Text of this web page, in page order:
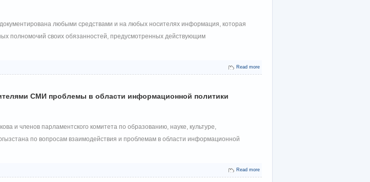
любыми средствами и на любых носителях информация, которая
полномочий своих обязанностей, предусмотренных действующим
Read more
СМИ проблемы в области информационной политики
и членов парламентского комитета по образованию, науке, культуре,
по вопросам взаимодействия и проблемам в области информационной
Read more